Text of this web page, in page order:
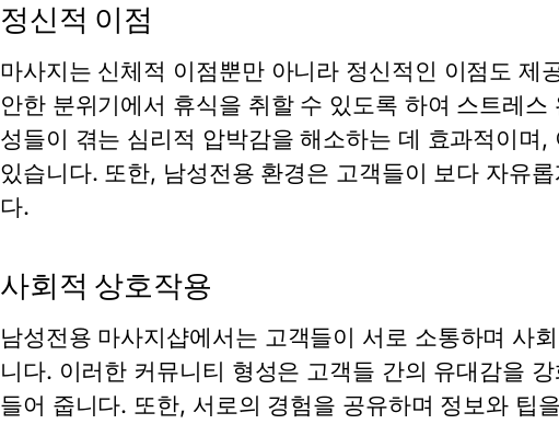
정신적 이점
마사지는 신체적 이점뿐만 아니라 정신적인 이점도 제
안한 분위기에서 휴식을 취할 수 있도록 하여 스트레
성들이 겪는 심리적 압박감을 해소하는 데 효과적이며
있습니다. 또한, 남성전용 환경은 고객들이 보다 자유
다.
사회적 상호작용
남성전용 마사지샵에서는 고객들이 서로 소통하며 사
니다. 이러한 커뮤니티 형성은 고객들 간의 유대감을
들어 줍니다. 또한, 서로의 경험을 공유하며 정보와 팁